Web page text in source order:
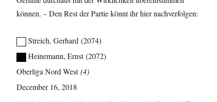
können. – Den Rest der Partie könnt ihr hier nachverfolgen:
Streich, Gerhard 2074
Heinemann, Ernst 2072
Oberliga Nord West 4
December 16, 2018